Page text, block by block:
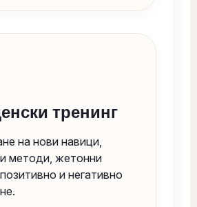
тренинг
на нови навици,
методи, жетонни
и негативно